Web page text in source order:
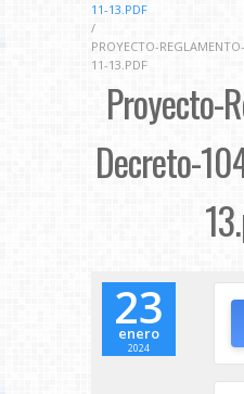
11-13.PDF
/
PROYECTO-
11-13.PDF
Proyecto-
Decreto-
23
enero
2024